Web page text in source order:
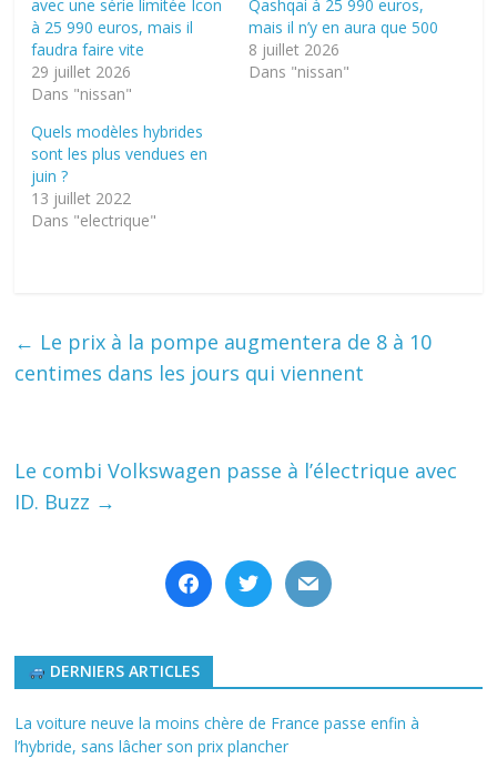
avec une série limitée Icon
à 25 990 euros, mais il
faudra faire vite
29 juillet 2026
Dans "nissan"
Qashqai à 25 990 euros,
mais il n’y en aura que 500
8 juillet 2026
Dans "nissan"
Quels modèles hybrides
sont les plus vendues en
juin ?
13 juillet 2022
Dans "electrique"
← Le prix à la pompe augmentera de 8 à 10
centimes dans les jours qui viennent
Le combi Volkswagen passe à l’électrique avec
ID. Buzz →
facebooktwitter mail
DERNIERS ARTICLES
La voiture neuve la moins chère de France passe enfin à
l’hybride, sans lâcher son prix plancher